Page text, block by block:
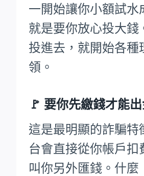
一開始讓你小額試水
就是要你放心投大錢
投進去，就開始各種
領。
🚩 要你先繳錢才能
這是最明顯的詐騙特
台會直接從你帳戶扣
叫你另外匯錢。什麼